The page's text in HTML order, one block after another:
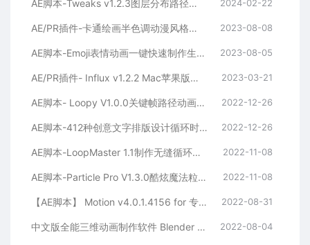
AE脚本-Tweaks v1.2.3图层分布路径形状高级控制器 2024-02-22
AE/PR插件-卡通绘画半色调动漫风格化特效 StyleX V1.0.2.1 Win/Mac（汉化版） 2023-08-08
AE脚本-Emoji表情动画一键快速制作生成 EmojiKit v1.0+使用教程 2023-08-05
AE/PR插件- Influx v1.2.2 Mac苹果版兼容M1M2直接导入编辑MKV/MOV/FLV格式素材视频解码器 2023-03-21
AE脚本- Loopy V1.0.0关键帧路径动画循环脚本支持Win/Mac 2022-12-26
AE脚本-412种创意文字排版设计循环时尚海报封面动画 V15.51 更新版 支持Win/Mac 2022-12-26
AE脚本-LoopMaster 1.1制作无缝循环动画 支持Win/Mac系统 2022-11-08
AE脚本-Particle Pro V1.3.0酷炫魔法粒子破碎消散汇聚特效生成器 Win/Mac + 使用教程 2022-11-08
【AE脚本】 Motion v4.0.1.4156 for 专为图形运动设计师设计的高级扩展工具 Win&Mac（附视频教程） 2022-08-31
中文版全能三维动画制作软件 Blender 3.2.1 Win/Mac/Linux 开源免费使用 2022-08-04